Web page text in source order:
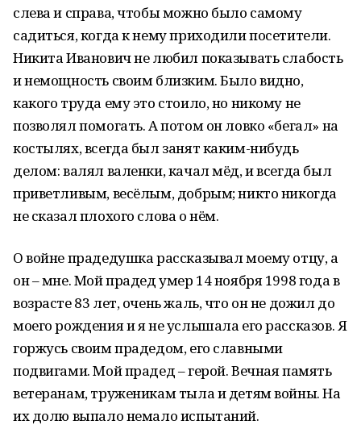
слева и справа, чтобы можно было самому
садиться, когда к нему приходили посетители.
Никита Иванович не любил показывать слабость
и немощность своим близким. Было видно,
какого труда ему это стоило, но никому не
позволял помогать. А потом он ловко «бегал» на
костылях, всегда был занят каким-нибудь
делом: валял валенки, качал мёд, и всегда был
приветливым, весёлым, добрым; никто никогда
не сказал плохого слова о нём.
О войне прадедушка рассказывал моему отцу, а
он – мне. Мой прадед умер 14 ноября 1998 года в
возрасте 83 лет, очень жаль, что он не дожил до
моего рождения и я не услышала его рассказов. Я
горжусь своим прадедом, его славными
подвигами. Мой прадед – герой. Вечная память
ветеранам, труженикам тыла и детям войны. На
их долю выпало немало испытаний.